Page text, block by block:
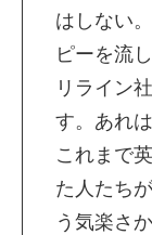
はしない
ピーを流
リライン
す。あれ
これまで
た人たち
う気楽さ